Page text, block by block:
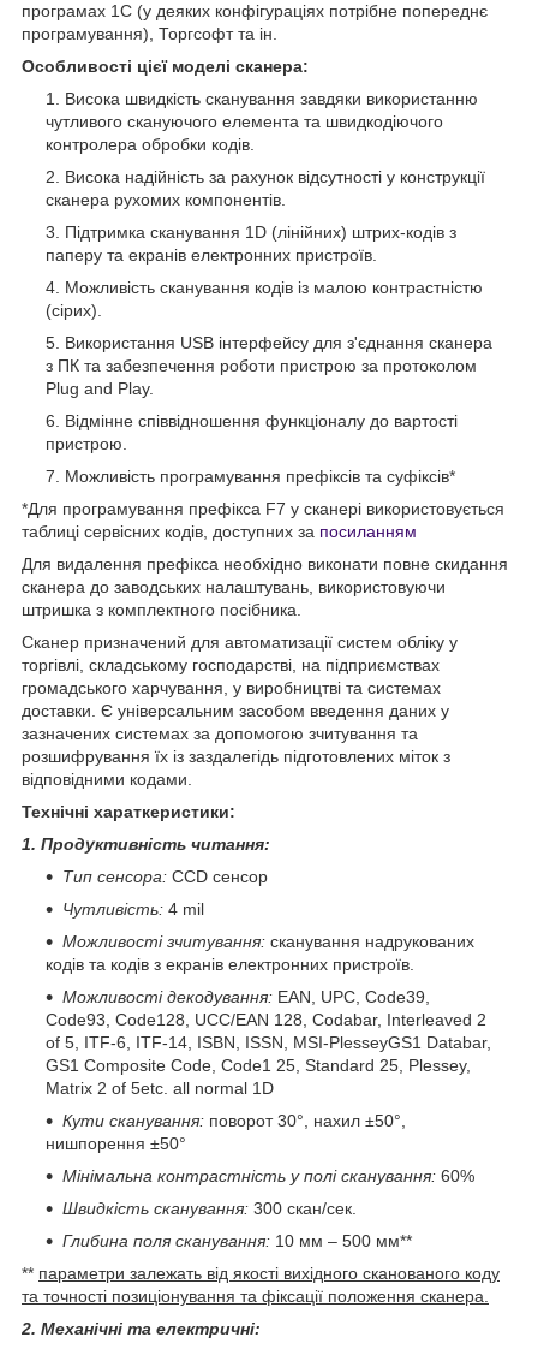
програмах 1С (у деяких конфігураціях потрібне попереднє
програмування), Торгсофт та ін.
Особливості цієї моделі сканера:
Висока швидкість сканування завдяки використанню
чутливого скануючого елемента та швидкодіючого
контролера обробки кодів.
Висока надійність за рахунок відсутності у конструкції
сканера рухомих компонентів.
Підтримка сканування 1D (лінійних) штрих-кодів з
паперу та екранів електронних пристроїв.
Можливість сканування кодів із малою контрастністю
(сірих).
Використання USB інтерфейсу для з'єднання сканера
з ПК та забезпечення роботи пристрою за протоколом
Plug and Play.
Відмінне співвідношення функціоналу до вартості
пристрою.
Можливість програмування префіксів та суфіксів*
*Для програмування префікса F7 у сканері використовується
таблиці сервісних кодів, доступних за посиланням
Для видалення префікса необхідно виконати повне скидання
сканера до заводських налаштувань, використовуючи
штришка з комплектного посібника.
Сканер призначений для автоматизації систем обліку у
торгівлі, складському господарстві, на підприємствах
громадського харчування, у виробництві та системах
доставки. Є універсальним засобом введення даних у
зазначених системах за допомогою зчитування та
розшифрування їх із заздалегідь підготовлених міток з
відповідними кодами.
Технічні хараткеристики:
1. Продуктивність читання:
Тип сенсора: CCD сенсор
Чутливість: 4 mil
Можливості зчитування: сканування надрукованих
кодів та кодів з екранів електронних пристроїв.
Можливості декодування: EAN, UPC, Code39,
Code93, Code128, UCC/EAN 128, Codabar, Interleaved 2
of 5, ITF-6, ITF-14, ISBN, ISSN, MSI-PlesseyGS1 Databar,
GS1 Composite Code, Code1 25, Standard 25, Plessey,
Matrix 2 of 5etc. all normal 1D
Кути сканування: поворот 30°, нахил ±50°,
нишпорення ±50°
Мінімальна контрастність у полі сканування: 60%
Швидкість сканування: 300 скан/сек.
Глибина поля сканування: 10 мм – 500 мм**
** параметри залежать від якості вихідного сканованого коду
та точності позиціонування та фіксації положення сканера.
2. Механічні та електричні: